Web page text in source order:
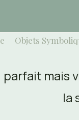
mais
la
Objets